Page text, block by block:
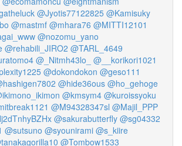
@Jyotis77122825 @Kamisuky
@mastmf @mhara76 @MITTI12101
@nozomu_yano
@rehabili_JIRO2 @TARL_4649
@_Nitmh43lo_
@__korikori1021
@dokondokon @geso111
@hide36ous @ho_gehoge
@kmsym4 @kuroissyoku
@M94328347sl @Majil_PPP
@sakurabutterfly @sg04332
@sutsuno @syounirami @s_kiire
@Tombow1533